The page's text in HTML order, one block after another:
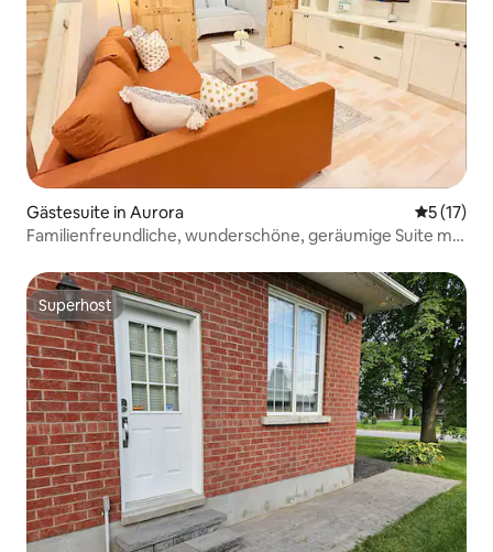
Gästesuite in Aurora
5 (17)
Familienfreundliche, wunderschöne, geräumige Suite mit
Superhost
Superhost